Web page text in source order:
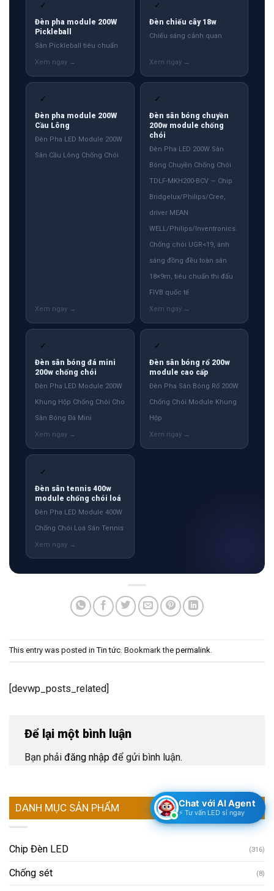
✓
Đèn pha module 200W
Pickleball
Sân Pickleball tiêu chuẩn
✓
Đèn chiếu cây 18w
Chiếu sáng cảnh quan
✓
Đèn pha module 200W
Cầu Lông
Đèn Pha LED Module 200W
Sân Cầu Lông Chống Chói
✓
Đèn sân bóng chuyền
200w module chống
chói
Đèn Pha LED 200W Sân
Bóng Chuyền Chống Chói
TDLF-MKH200-BCV — Chip
Bridgelux/Philips/Cree,
driver MEAN
WELL/Philips/Inventronics.
Chống chói UGR<19, ánh
sáng đồng đều toàn sân
18×9m, tiêu chuẩn thi đấu
FIVB quốc tế
✓
Đèn sân bóng đá mini
200w chống chói
Đèn Pha LED Module 200W
Khung Hộp Chống Chói Cho
Sân Bóng Đá Mini
✓
Đèn sân bóng rổ 200w
module cao cấp
Đèn Pha Sân Bóng Rổ 200W
Chống Chói Module Khung
Hộp
✓
Đèn sân tennis 400w
module chống chói loá
Đèn Pha LED Module 400W
Chống Chói Loá Sân Tennis
This entry was posted inTin tức . Bookmark the permalink
[devwp_posts_related]
Để lại một bình luận
Bạn phải đăng nhập để gửi bình luận.
DANH MỤC SẢN PHẨM
Chip Đèn LED (316)
Chống sét (8)
Chat với AI Agent
⚡ Tư vấn LED sỉ ngay